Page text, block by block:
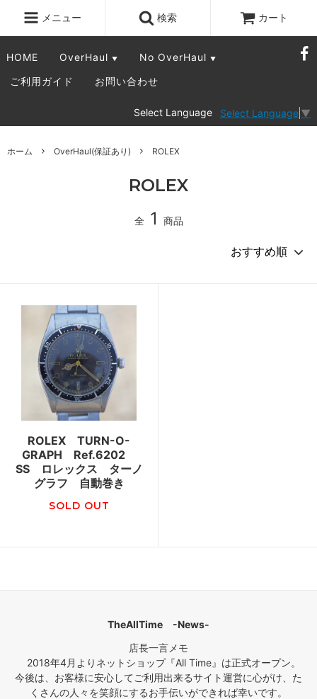
HOME OverHaul ▼ No OverHaul ▼
ご利用ガイド お問い合わせ
メニュー 検索 カート
Select Language Select Language ▼
ホーム OverHaul(保証あり) ROLEX
ROLEX
全 1 商品
ROLEX TURN-O-
GRAPH Ref.6202
SS ロレックス ターノ
グラフ 自動巻き
SOLD OUT
TheAllTime -News-
店長一言メモ
2018年4月よりネットショップ『All Time』は正式オープン。
今後は、お客様に安心してご利用出来るサイト運営に心がけ、た
くさんの人々を笑顔にするお手伝いができれば幸いです。